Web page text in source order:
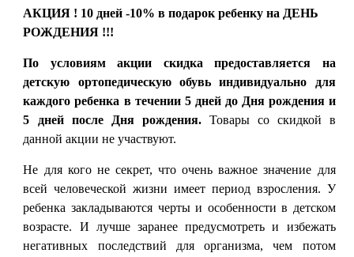
АКЦИЯ ! 10 дней -10% в подарок ребенку на ДЕНЬ
РОЖДЕНИЯ !!!
По условиям акции скидка предоставляется на
детскую ортопедическую обувь индивидуально для
каждого ребенка в течении 5 дней до Дня рождения и
5 дней после Дня рождения. Товары со скидкой в
данной акции не участвуют.
Не для кого не секрет, что очень важное значение для
всей человеческой жизни имеет период взросления. У
ребенка закладываются черты и особенности в детском
возрасте. И лучше заранее предусмотреть и избежать
негативных последствий для организма, чем потом